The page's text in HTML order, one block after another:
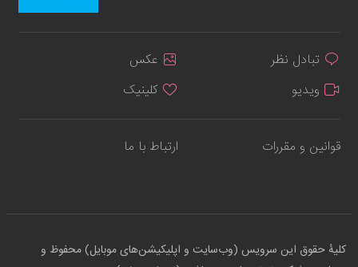
تبادل نظر
عکس
ویدیو
کلینیک
قوانین و مقررات ارتباط با ما
کلیهٔ حقوق این سرویس (وب‌سایت و اپلیکیشن‌های موبایل) محفوظ و